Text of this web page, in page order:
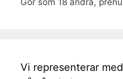
Gör som 18 andra,
Vi representerar